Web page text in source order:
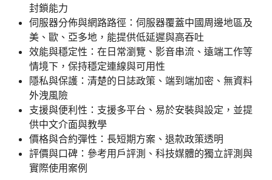
封鎖能力
伺服器分佈與網路路徑：伺服器覆蓋中國周邊地區及
美、歐、亞多地，能提供低延遲與高吞吐
效能與穩定性：在日常瀏覽、影音串流、遠端工作等
情境下，保持穩定連線與可用性
隱私與保護：清楚的日誌政策、端到端加密、無資料
外洩風險
支援與便利性：支援多平台、易於安裝與設定，並提
供中文介面與教學
價格與合約彈性：長短期方案、退款政策透明
評價與口碑：參考用戶評測、科技媒體的獨立評測與
實際使用案例